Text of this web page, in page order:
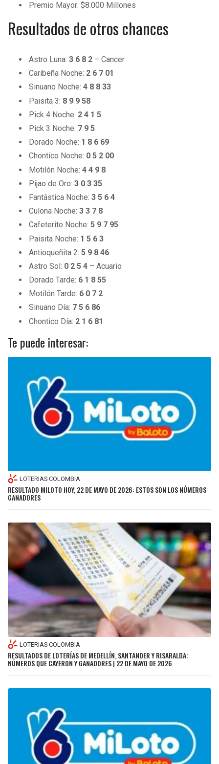
Premio Mayor: $8.000 Millones
Resultados de otros chances
Astro Luna:3 6 8 2 – Cancer
Caribeña Noche: 2 6 7 01
Sinuano Noche:4 8 8 33
Paisita 3: 8 9 9 58
Pick 4 Noche: 2 4 1 5
Pick 3 Noche: 7 9 5
Dorado Noche: 1 8 6 69
Chontico Noche: 0 5 2 00
Motilón Noche:4 4 9 8
Pijao de Oro:3 0 3 35
Fantástica Noche:3 5 6 4
Culona Noche:3 3 7 8
Cafeterito Noche:5 9 7 95
Paisita Noche: 1 5 6 3
Antioqueñita 2:5 9 8 46
Astro Sol: 0 2 5 4 – Acuario
Dorado Tarde: 6 1 8 55
Motilón Tarde: 6 0 7 2
Sinuano Día: 7 5 6 86
Chontico Día: 2 1 6 81
Te puede interesar:
LOTERIAS COLOMBIA
RESULTADO MILOTO HOY, 22 DE MAYO DE 2026: ESTOS SON LOS NÚMEROS
GANADORES
LOTERIAS COLOMBIA
RESULTADOS DE LOTERÍAS DE MEDELLÍN, SANTANDER Y RISARALDA:
NÚMEROS QUE CAYERON Y GANADORES | 22 DE MAYO DE 2026